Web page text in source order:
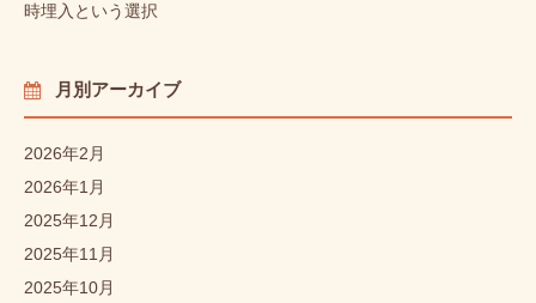
時埋入という選択
月別アーカイブ
2026年2月
2026年1月
2025年12月
2025年11月
2025年10月